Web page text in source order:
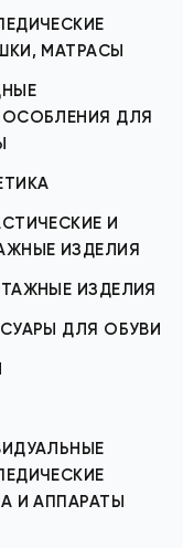
МАТРАСЫ
ДЛЯ
И
ИЗДЕЛИЯ
ИЗДЕЛИЯ
ДЛЯ ОБУВИ
И АППАРАТЫ